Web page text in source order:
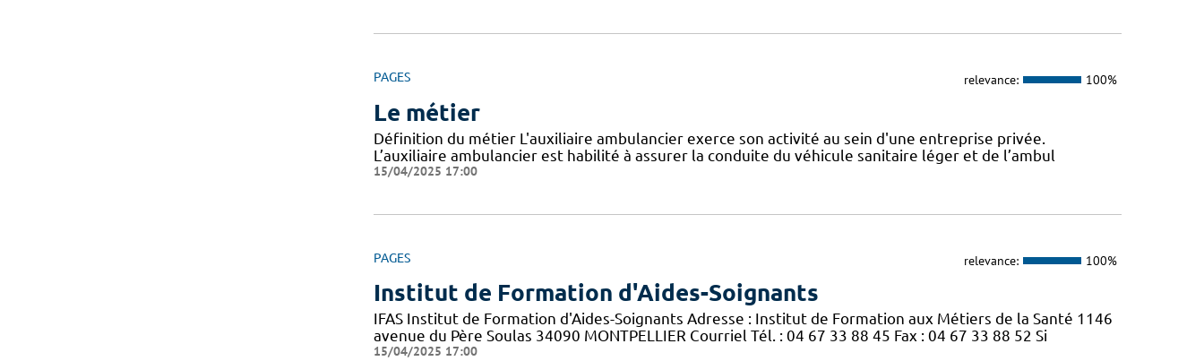
PAGES relevance: 100%
Le métier
Définition du métier L'auxiliaire ambulancier exerce son activité au sein d'une entreprise privée.
L’auxiliaire ambulancier est habilité à assurer la conduite du véhicule sanitaire léger et de l’ambul
15/04/2025 17:00
PAGES relevance: 100%
Institut de Formation d'Aides-Soignants
IFAS Institut de Formation d'Aides-Soignants Adresse : Institut de Formation aux Métiers de la Santé 1146
avenue du Père Soulas 34090 MONTPELLIER Courriel Tél. : 04 67 33 88 45 Fax : 04 67 33 88 52 Si
15/04/2025 17:00